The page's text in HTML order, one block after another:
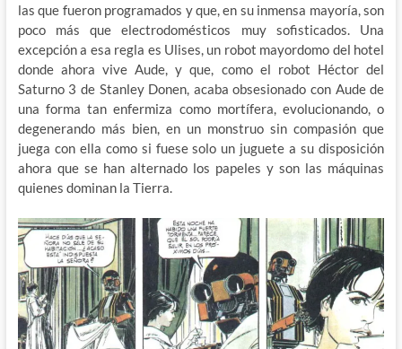
las que fueron programados y que, en su inmensa mayoría, son
poco más que electrodomésticos muy sofisticados. Una
excepción a esa regla es Ulises, un robot mayordomo del hotel
donde ahora vive Aude, y que, como el robot Héctor del
Saturno 3 de Stanley Donen, acaba obsesionado con Aude de
una forma tan enfermiza como mortífera, evolucionando, o
degenerando más bien, en un monstruo sin compasión que
juega con ella como si fuese solo un juguete a su disposición
ahora que se han alternado los papeles y son las máquinas
quienes dominan la Tierra.